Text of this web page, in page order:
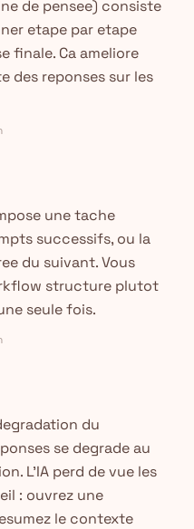
de pensee) consiste
etape par etape
finale. Ca ameliore
des reponses sur les
une tache
successifs, ou la
du suivant. Vous
structure plutot
seule fois.
du
se degrade au
L'IA perd de vue les
: ouvrez une
le contexte